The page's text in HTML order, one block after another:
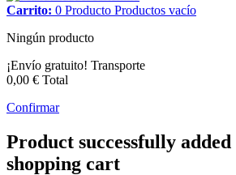
Carrito: 0 Producto Productos vacío
Ningún producto
¡Envío gratuito! Transporte
0,00 € Total
Confirmar
Product successfully
shopping cart